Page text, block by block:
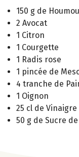
150 g de
2 Avocat
1 Citron
1 Courgette
1 Radis rose
1 pincée de
4 tranche de
1 Oignon
25 cl de
50 g de Sucre